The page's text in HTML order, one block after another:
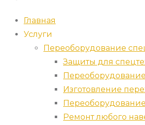
Главная
Услуги
Переоборудование
Защиты для
Изготовление
Ремонт любого